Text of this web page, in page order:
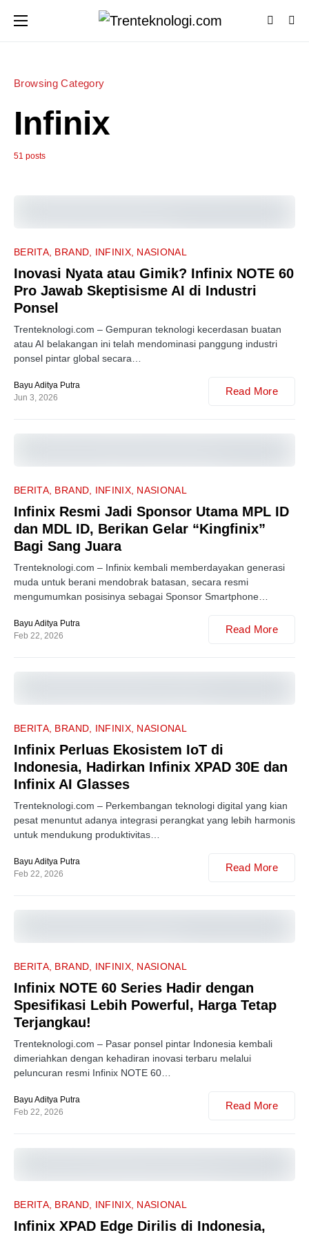
Browsing Category
Infinix
51 posts
BERITA BRAND INFINIX NASIONAL
Inovasi Nyata atau Gimik? Infinix NOTE 60
Pro Jawab Skeptisisme AI di Industri
Ponsel
Trenteknologi.com – Gempuran teknologi kecerdasan buatan
atau AI belakangan ini telah mendominasi panggung industri
ponsel pintar global secara…
Bayu Aditya Putra
Jun 3, 2026
Read More
BERITA BRAND INFINIX NASIONAL
Infinix Resmi Jadi Sponsor Utama MPL ID
dan MDL ID, Berikan Gelar “Kingfinix”
Bagi Sang Juara
Trenteknologi.com – Infinix kembali memberdayakan generasi
muda untuk berani mendobrak batasan, secara resmi
mengumumkan posisinya sebagai Sponsor Smartphone…
Bayu Aditya Putra
Feb 22, 2026
Read More
BERITA BRAND INFINIX NASIONAL
Infinix Perluas Ekosistem IoT di
Indonesia, Hadirkan Infinix XPAD 30E dan
Infinix AI Glasses
Trenteknologi.com – Perkembangan teknologi digital yang kian
pesat menuntut adanya integrasi perangkat yang lebih harmonis
untuk mendukung produktivitas…
Bayu Aditya Putra
Feb 22, 2026
Read More
BERITA BRAND INFINIX NASIONAL
Infinix NOTE 60 Series Hadir dengan
Spesifikasi Lebih Powerful, Harga Tetap
Terjangkau!
Trenteknologi.com – Pasar ponsel pintar Indonesia kembali
dimeriahkan dengan kehadiran inovasi terbaru melalui
peluncuran resmi Infinix NOTE 60…
Bayu Aditya Putra
Feb 22, 2026
Read More
BERITA BRAND INFINIX NASIONAL
Infinix XPAD Edge Dirilis di Indonesia,